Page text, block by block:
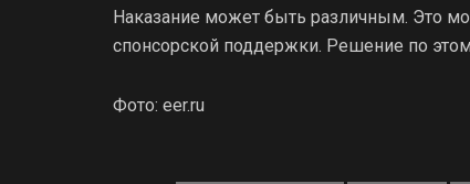
Наказание может быть различным. Это
спонсорской поддержки. Решение по
Фото: eer.ru